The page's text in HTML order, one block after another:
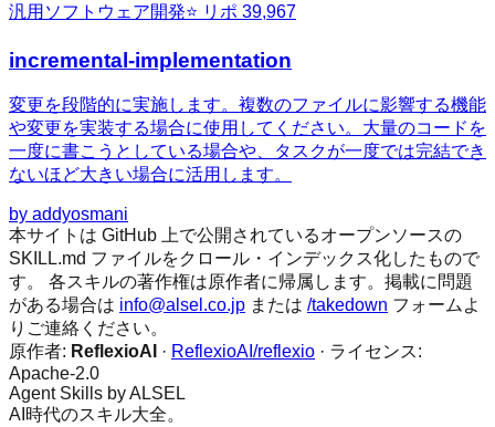
汎用 ソフトウェア開発⭐ リポ 39,967
incremental-implementation
変更を段階的に実施します。複数のファイルに影響する機能
や変更を実装する場合に使用してください。大量のコードを
一度に書こうとしている場合や、タスクが一度では完結でき
ないほど大きい場合に活用します。
by addyosmani
本サイトは GitHub 上で公開されているオープンソースの
SKILL.md ファイルをクロール・インデックス化したもので
す。 各スキルの著作権は原作者に帰属します。掲載に問題
がある場合は info@alsel.co.jp または /takedown フォームよ
りご連絡ください。
原作者: ReflexioAI · ReflexioAI/reflexio · ライセンス:
Apache-2.0
Agent Skills by ALSEL
AI時代のスキル大全。